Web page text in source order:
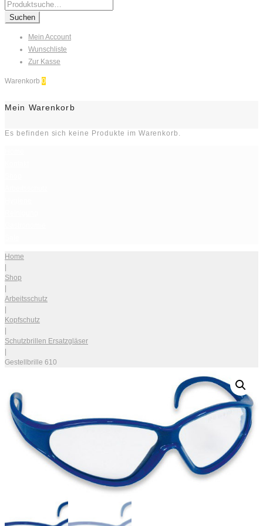
Search
for:
Suchen
Mein Account
Wunschliste
Zur Kasse
Warenkorb 0
Mein Warenkorb
Es befinden sich keine Produkte im Warenkorb.
Home
|
Shop
|
Arbeitsschutz
|
Kopfschutz
|
Schutzbrillen Ersatzgläser
|
Gestellbrille 610